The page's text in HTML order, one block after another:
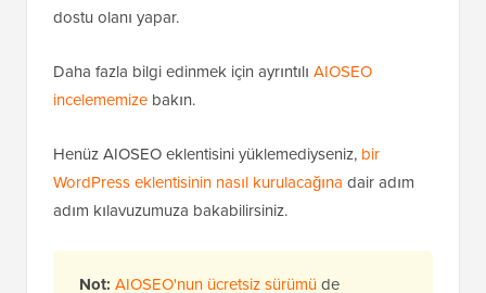
doğrular ve kaydetmeden önce sözdizimi hatalarını
yakalar, bu da onu üç yöntem arasında en başlangıç
Daha fazla bilgi edinmek için ayrıntılıAIOSEO
incelememizebakın.